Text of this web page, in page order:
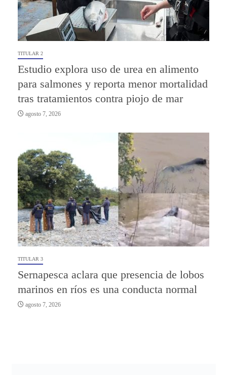
TITULAR 2
Estudio explora uso de urea en alimento
para salmones y reporta menor mortalidad
tras tratamientos contra piojo de mar
agosto 7, 2026
TITULAR 3
Sernapesca aclara que presencia de lobos
marinos en ríos es una conducta normal
agosto 7, 2026